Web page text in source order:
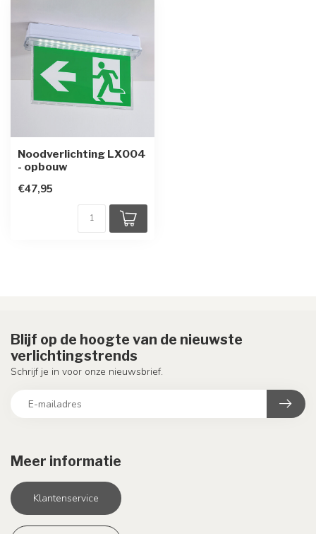
Noodverlichting LX004
- opbouw
€47,95
Meer informatie
Klantenservice
Blijf op de hoogte van de nieuwste
verlichtingstrends
Schrijf je in voor onze nieuwsbrief.